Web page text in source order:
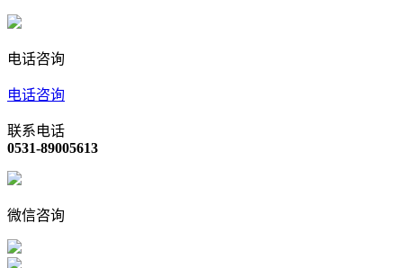
电话咨询
电话咨询
联系电话
0531-89005613
微信咨询